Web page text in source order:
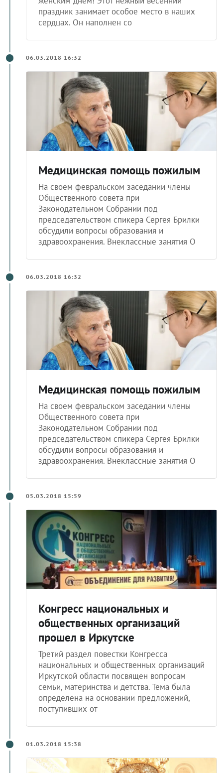
праздник занимает особое место в наших
сердцах. Он наполнен со
06.03.2018 16:32
Медицинская помощь пожилым
На своем февральском заседании члены
Общественного совета при
Законодательном Собрании под
председательством спикера Сергея Брилки
обсудили вопросы образования и
здравоохранения. Внеклассные занятия О
06.03.2018 16:32
Медицинская помощь пожилым
На своем февральском заседании члены
Общественного совета при
Законодательном Собрании под
председательством спикера Сергея Брилки
обсудили вопросы образования и
здравоохранения. Внеклассные занятия О
05.03.2018 15:59
Конгресс национальных и
общественных организаций
прошел в Иркутске
Третий раздел повестки Конгресса
национальных и общественных организаций
Иркутской области посвящен вопросам
семьи, материнства и детства. Тема была
определена на основании предложений,
поступивших от
01.03.2018 15:38